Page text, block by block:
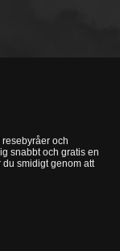
och
snabbt och gratis en
smidigt genom att